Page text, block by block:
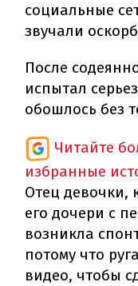
социальные
звучали
После
испытал
обошлось без
Читайте
избранные
Отец девочки,
его дочери с
возникла
потому что
видео, чтобы